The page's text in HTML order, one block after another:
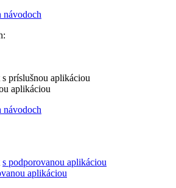
návodoch
príslušnou aplikáciou
aplikáciou
návodoch
s podporovanou aplikáciou
aplikáciou